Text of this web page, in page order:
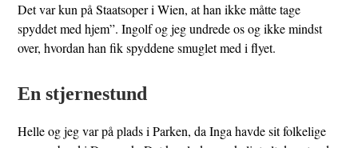
Det var kun på Staatsoper i Wien, at han ikke måtte tage
spyddet med hjem”. Ingolf og jeg undrede os og ikke mindst
over, hvordan han fik spyddene smuglet med i flyet.
En stjernestund
Helle og jeg var på plads i Parken, da Inga havde sit folkelige